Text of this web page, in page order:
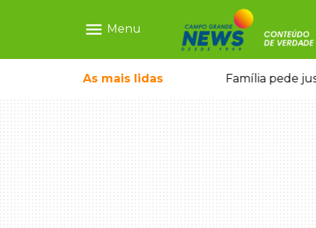
menu Menu
As mais lidas
e morre a caminho do hospital Família pede